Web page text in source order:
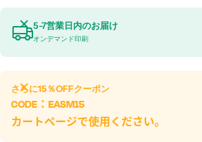
5-7営業日内のお届け
オンデマンド印刷
さらに15％OFFクーポン
CODE： EASM15
カートページで使用ください。